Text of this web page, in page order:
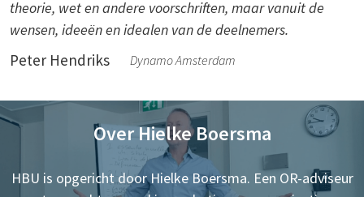
theorie, wet en andere voorschriften, maar vanuit de
wensen, ideeën en idealen van de deelnemers.
Peter Hendriks Dynamo Amsterdam
Over Hielke Boersma
HBU is opgericht door Hielke Boersma. Een OR-adviseur